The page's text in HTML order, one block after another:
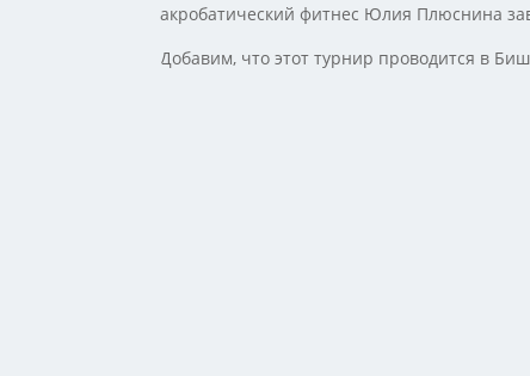
акробатический фитнес Юлия Плюснина
Добавим, что этот турнир проводится в